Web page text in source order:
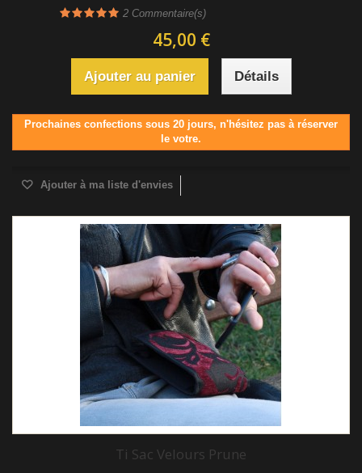
2 Commentaire(s)
45,00 €
Ajouter au panier Détails
Prochaines confections sous 20 jours, n'hésitez pas à réserver
le votre.
Ajouter à ma liste d'envies
Ti Sac Velours Prune